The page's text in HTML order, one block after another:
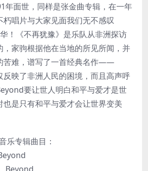
年面世，同样是张金曲专辑，在一年
朽唱片与大家见面我们无不感叹
！《不再犹豫》是乐队从非洲探访
，家驹根据他在当地的所见所闻，并
苦难，谱写了一首经典名作——
映了非洲人民的困境，而且高声呼
要让世人明白和平与爱才是世
也是只有和平与爱才会让世界变美
乐专辑曲目：